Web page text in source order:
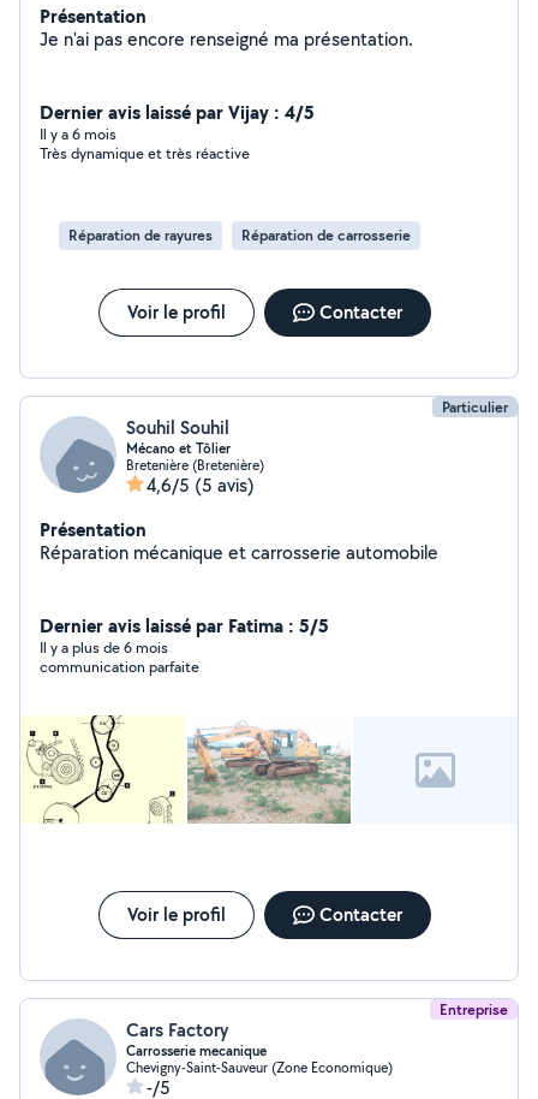
Présentation
Je n'ai pas encore renseigné ma présentation.
Dernier avis laissé par Vijay : 4/5
Il y a 6 mois
Très dynamique et très réactive
Réparation de rayures Réparation de carrosserie
Voir le profil Contacter
Particulier
Souhil Souhil
Mécano et Tôlier
Bretenière (Bretenière)
4,6/5 (5 avis)
Présentation
Réparation mécanique et carrosserie automobile
Dernier avis laissé par Fatima : 5/5
Il y a plus de 6 mois
communication parfaite
Voir le profil Contacter
Entreprise
Cars Factory
Carrosserie mecanique
Chevigny-Saint-Sauveur (Zone Economique)
-/5